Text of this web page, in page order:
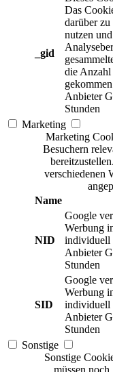
_gid
Das
darüber
nutzen
die Anzahl
Anbieter
Stunden
Marketing
Marketing
Besuchern
verschiedenen
Name
NID
Google
Werbung
individuell
Anbieter
Stunden
SID
Google
Werbung
individuell
Anbieter
Stunden
Sonstige
Sonstige
müssen noch